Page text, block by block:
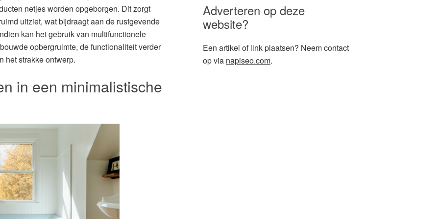
netjes worden opgeborgen. Dit zorgt
uitziet, wat bijdraagt aan de rustgevende
kan het gebruik van multifunctionele
opbergruimte, de functionaliteit verder
het strakke ontwerp.
in een minimalistische
Adverteren op deze
website?
Een artikel of link plaatsen? Neem contact
op via napiseo.com.